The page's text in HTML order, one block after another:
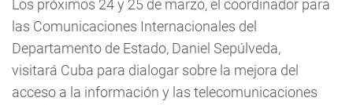
Los próximos 24 y 25 de marzo, el coordinador para
las Comunicaciones Internacionales del
Departamento de Estado, Daniel Sepúlveda,
visitará Cuba para dialogar sobre la mejora del
acceso a la información y las telecomunicaciones